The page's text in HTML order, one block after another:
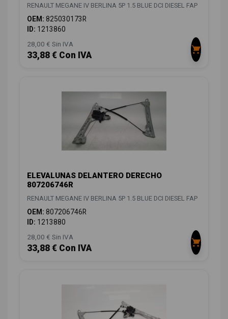
RENAULT MEGANE IV BERLINA 5P 1.5 BLUE DCI DIESEL FAP
OEM: 825030173R
ID: 1213860
28,00 € Sin IVA
33,88 € Con IVA
ELEVALUNAS DELANTERO DERECHO
807206746R
RENAULT MEGANE IV BERLINA 5P 1.5 BLUE DCI DIESEL FAP
OEM: 807206746R
ID: 1213880
28,00 € Sin IVA
33,88 € Con IVA